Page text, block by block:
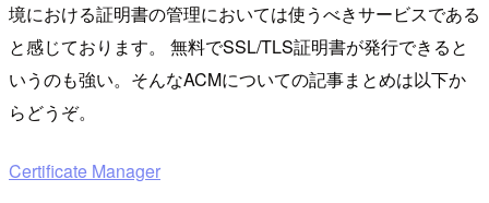
境における証明書の管理においては使うべきサービスである
と感じております。 無料でSSL/TLS証明書が発行できると
いうのも強い。そんなACMについての記事まとめは以下か
らどうぞ。
Certificate Manager